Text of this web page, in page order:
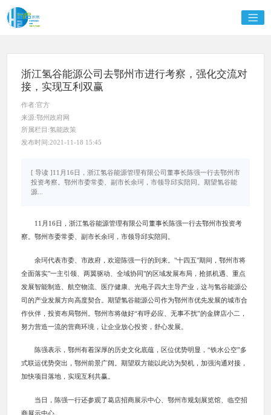
浙江氢谷能源公司去鄂州市进行考察，强化交流对
接，实现互利双赢
作者:官方
来源:鄂州政府网
所属栏目:氢能政策
发布时间:2021-11-18 15:45
[ 导读 ]11月16日，浙江氢谷能源管理有限公司董事长陈强一行去鄂州市
投资考察。鄂州市委常委、副市长余珂，市领导邱实陪同。期望氢谷能
源...
11月16日，浙江氢谷能源管理有限公司董事长陈强一行去鄂州市投资考
察。鄂州市委常委、副市长余珂，市领导邱实陪同。
余珂代表市委、市政府，欢迎陈强一行的到来。"十四五"期间，鄂州市将
全面落实"一主引领、两翼驱动、全域协同"的区域发展布局，抢抓机遇、重点
发展智能制造、航空物流、医疗健康、光电子四大主导产业，这与氢谷能源公
司的产业发展方向高度契合。期望氢谷能源公司作为鄂州市优先发展的城市合
作伙伴，投资布局鄂州。鄂州市将做好“有呼必应、无事不扰”的金牌店小二，
努力营造一流的营商环境，让企业放心投资，舒心发展。
陈强表示，鄂州有着深厚的历史文化底蕴，区位优势明显，“铁水公空”多
式联运优势突出，鄂州前景广阔。期望双方能以此访为契机，加强沟通对接，
加快项目落地，实现互利共赢。
当日，陈强一行还参观了葛店招商展示中心、鄂州市规划展览馆、临空招
商展示中心。